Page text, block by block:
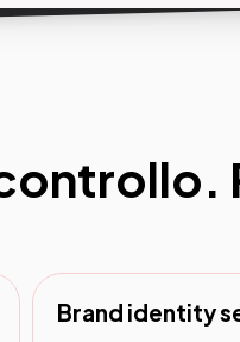
Brand identity